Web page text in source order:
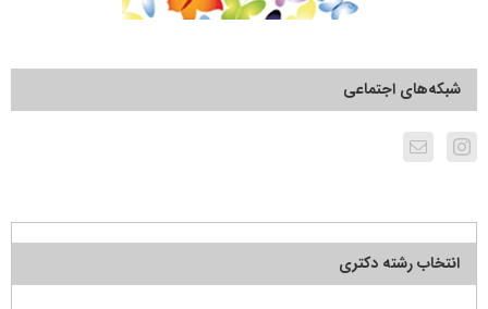
شبکه‌های اجتماعی
انتخاب رشته دکتری